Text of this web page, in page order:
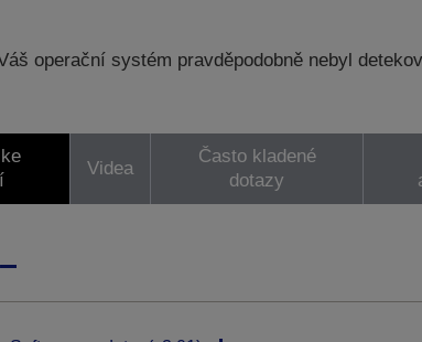
operační systém pravděpodobně nebyl
Videa
Často kladené
dotazy